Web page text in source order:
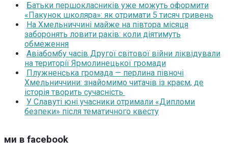
Батьки першокласників уже можуть оформити
«Пакунок школяра»: як отримати 5 тисяч гривень
На Хмельниччині майже на півтора місяця
заборонять ловити раків: коли діятимуть
обмеження
Авіабомбу часів Другої світової війни ліквідували
на території Ярмолинецької громади
Плужненська громада — перлина півночі
Хмельниччини: знайомимо читачів із краєм, де
історія творить сучасність
У Славуті юні учасники отримали «Дипломи
безпеки» після тематичного квесту
ми в facebook